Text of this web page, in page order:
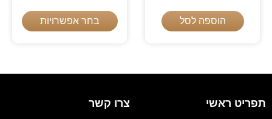
הוספה לסל בחר אפשרויות
תפריט ראשי צרו קשר